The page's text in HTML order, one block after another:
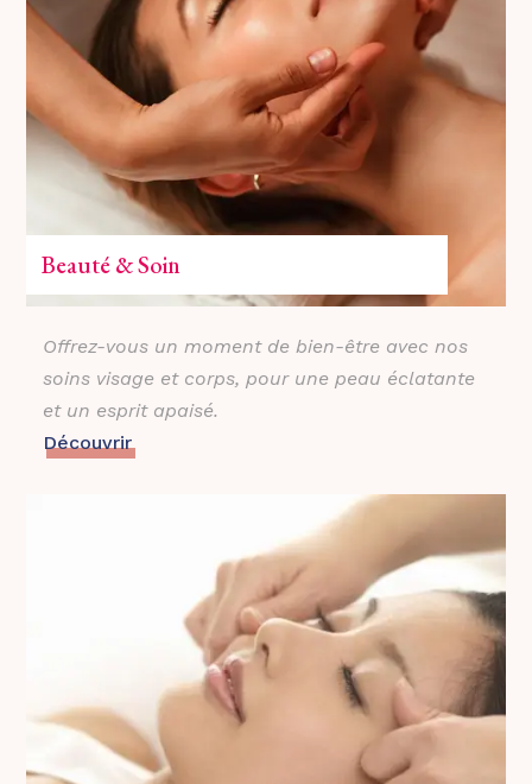
Beauté & Soin
Offrez-vous un moment de bien-être avec nos
soins visage et corps, pour une peau éclatante
et un esprit apaisé.
Découvrir